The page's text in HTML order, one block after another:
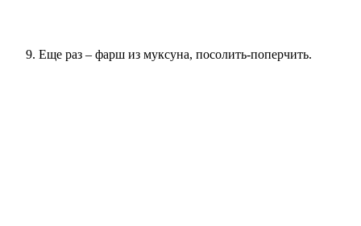
Еще раз – фарш из муксуна, посолить-поперчить.